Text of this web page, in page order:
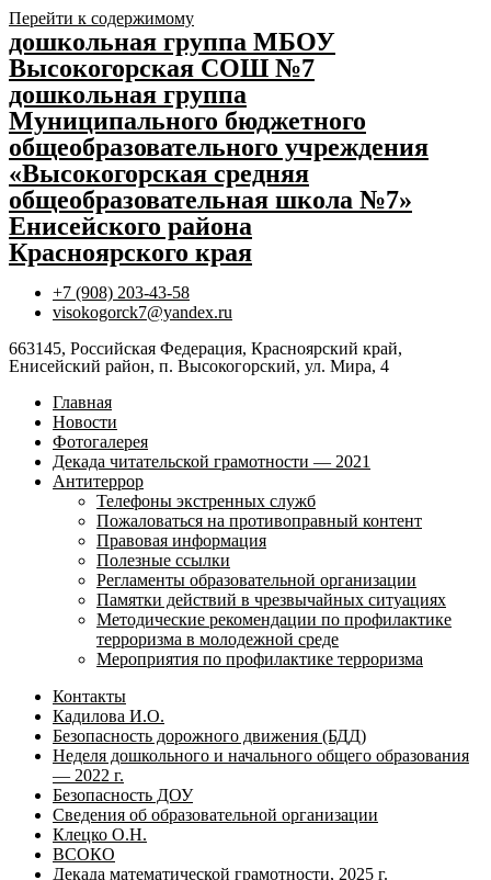
Перейти к содержимому
дошкольная группа МБОУ
Высокогорская СОШ №7
дошкольная группа
Муниципального бюджетного
общеобразовательного учреждения
«Высокогорская средняя
общеобразовательная школа №7»
Енисейского района
Красноярского края
+7 (908) 203-43-58
visokogorck7@yandex.ru
663145, Российская Федерация, Красноярский край,
Енисейский район, п. Высокогорский, ул. Мира, 4
Главная
Новости
Фотогалерея
Декада читательской грамотности — 2021
Антитеррор
Телефоны экстренных служб
Пожаловаться на противоправный контент
Правовая информация
Полезные ссылки
Регламенты образовательной организации
Памятки действий в чрезвычайных ситуациях
Методические рекомендации по профилактике
терроризма в молодежной среде
Мероприятия по профилактике терроризма
Контакты
Кадилова И.О.
Безопасность дорожного движения (БДД)
Неделя дошкольного и начального общего образования
— 2022 г.
Безопасность ДОУ
Сведения об образовательной организации
Клецко О.Н.
ВСОКО
Декада математической грамотности, 2025 г.